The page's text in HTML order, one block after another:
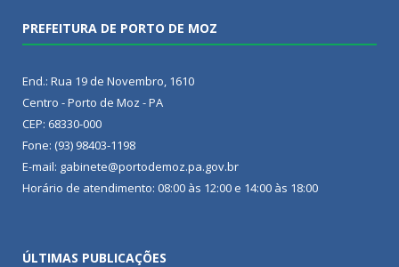
PREFEITURA DE PORTO DE MOZ
End.: Rua 19 de Novembro, 1610
Centro - Porto de Moz - PA
CEP: 68330-000
Fone: (93) 98403-1198
E-mail: gabinete@portodemoz.pa.gov.br
Horário de atendimento: 08:00 às 12:00 e 14:00 às 18:00
ÚLTIMAS PUBLICAÇÕES